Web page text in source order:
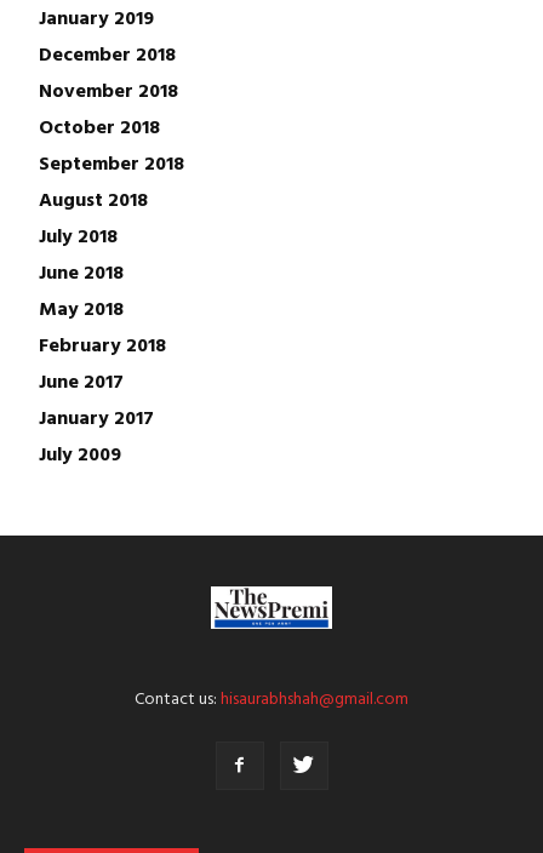
January 2019
December 2018
November 2018
October 2018
September 2018
August 2018
July 2018
June 2018
May 2018
February 2018
June 2017
January 2017
July 2009
Contact us:hisaurabhshah@gmail.com